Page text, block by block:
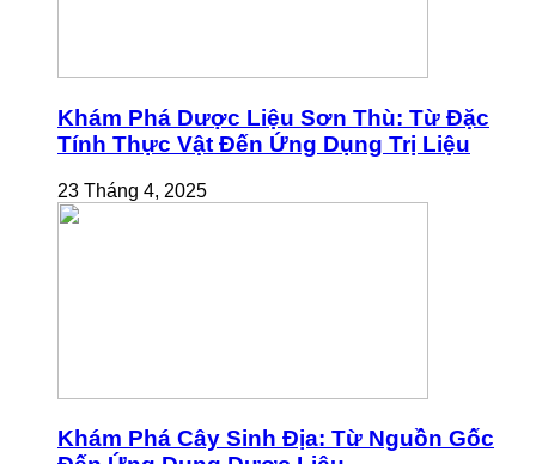
Khám Phá Dược Liệu Sơn Thù: Từ Đặc
Tính Thực Vật Đến Ứng Dụng Trị Liệu
23 Tháng 4, 2025
Khám Phá Cây Sinh Địa: Từ Nguồn Gốc